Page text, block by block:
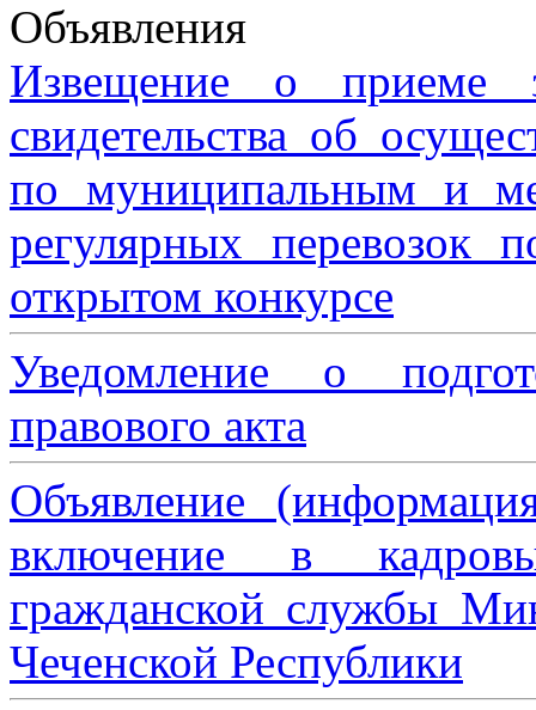
Объявления
Извещение о приеме
свидетельства об
по муниципальным и
регулярных перевозок
открытом конкурсе
Уведомление о
правового акта
Объявление
включение в
гражданской службы
Чеченской Республики